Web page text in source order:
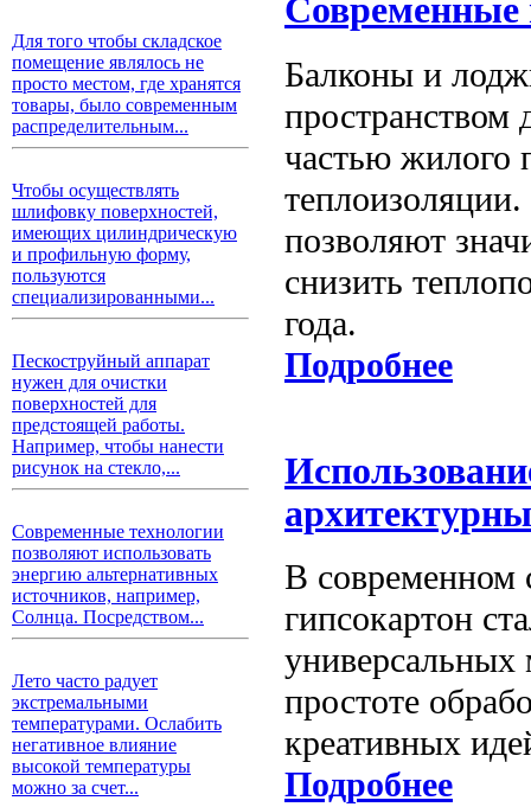
Для того чтобы складское
помещение являлось не
просто местом, где хранятся
товары, было современным
распределительным...
Чтобы осуществлять
шлифовку поверхностей,
имеющих цилиндрическую
и профильную форму,
пользуются
специализированными...
Пескоструйный аппарат
нужен для очистки
поверхностей для
предстоящей работы.
Например, чтобы нанести
рисунок на стекло,...
Современные технологии
позволяют использовать
энергию альтернативных
источников, например,
Солнца. Посредством...
Лето часто радует
экстремальными
температурами. Ослабить
негативное влияние
высокой температуры
можно за счет...
Современные
Балконы и
пространством
частью жилого
позволяют
снизить
года.
Подробнее
В современном
гипсокартон
универсальных
простоте
креативных
Подробнее